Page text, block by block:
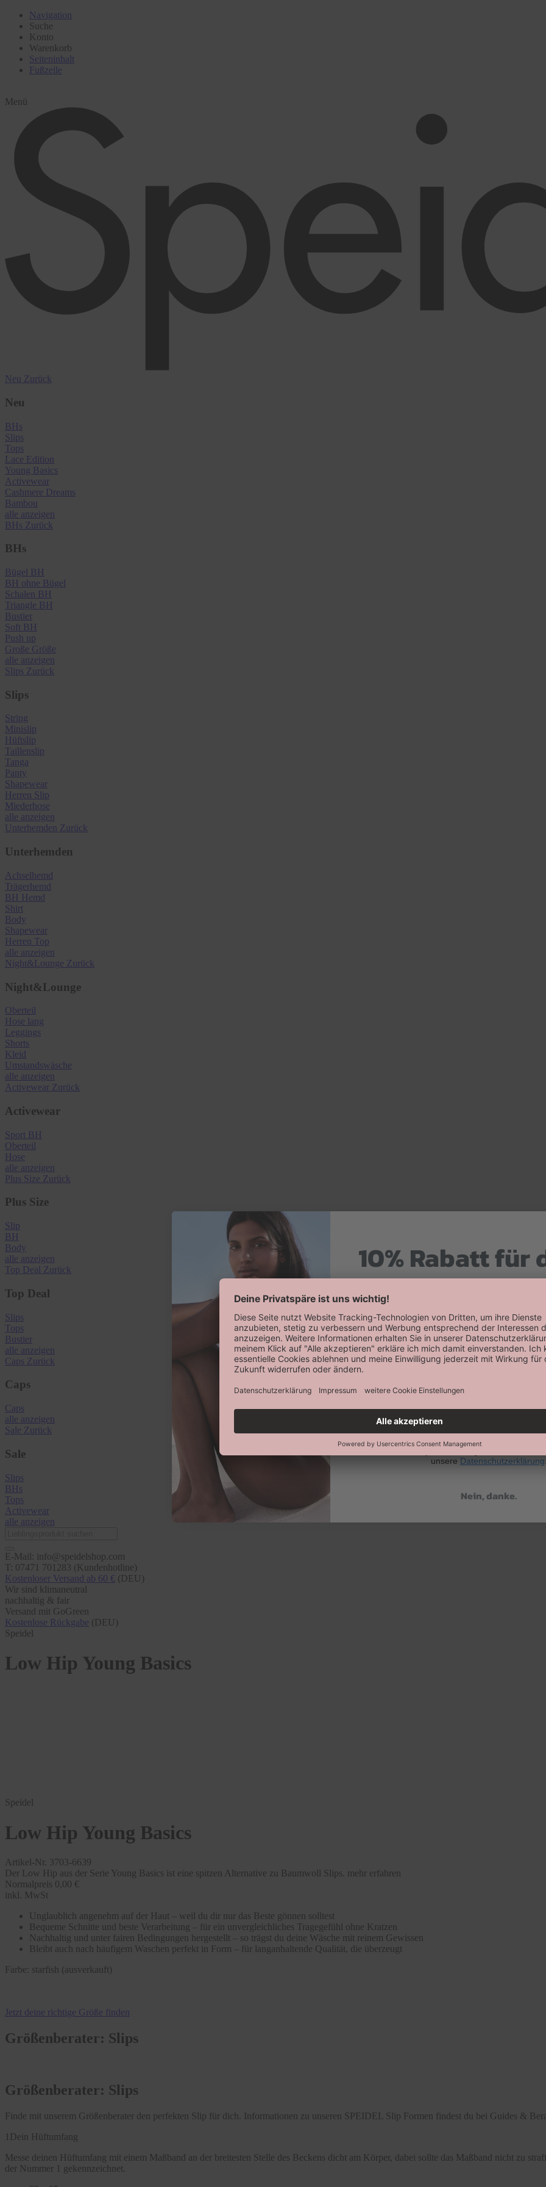
Navigation
Suche
Konto
Warenkorb
Seiteninhalt
Fußzeile
Menü
Neu Zurück
Neu
BHs
Slips
Tops
Lace Edition
Young Basics
Activewear
Cashmere Dreams
Bambou
alle anzeigen
BHs Zurück
BHs
Bügel BH
BH ohne Bügel
Schalen BH
Triangle BH
Bustier
Soft BH
Push up
Große Größe
alle anzeigen
Slips Zurück
Slips
String
Minislip
Hüftslip
Taillenslip
Tanga
Panty
Shapewear
Herren Slip
Miederhose
alle anzeigen
Unterhemden Zurück
Unterhemden
Achselhemd
Trägerhemd
BH Hemd
Shirt
Body
Shapewear
Herren Top
alle anzeigen
Night&Lounge Zurück
Night&Lounge
Oberteil
Hose lang
Leggings
Shorts
Kleid
Umstandswäsche
alle anzeigen
Activewear Zurück
Activewear
Sport BH
Oberteil
Hose
alle anzeigen
Plus Size Zurück
Plus Size
Slip
BH
Body
alle anzeigen
Top Deal Zurück
Top Deal
Slips
Tops
Bustier
alle anzeigen
Caps Zurück
Caps
Caps
alle anzeigen
Sale Zurück
Sale
Slips
BHs
Tops
Activewear
alle anzeigen
E-Mail: info@speidelshop.com
T: 07471 701283 (Kundenhotline)
Kostenloser Versand ab 60 € (DEU)
Wir sind klimaneutral
nachhaltig & fair
Versand mit GoGreen
Kostenlose Rückgabe (DEU)
Speidel
Low Hip Young Basics
Speidel
Low Hip Young Basics
Artikel-Nr. 3703-6639
Der Low Hip aus der Serie Young Basics ist eine spitzen Alternative zu Baumwoll Slips. mehr erfahren
Normalpreis 0,00 €
inkl. MwSt
Unglaublich angenehm auf der Haut – weil du dir nur das Beste gönnen solltest
Bequeme Schnitte und beste Verarbeitung – für ein unvergleichliches Tragegefühl ohne Kratzen
Nachhaltig und unter fairen Bedingungen hergestellt – so trägst du deine Wäsche mit reinem Gewissen
Bleibt auch nach häufigem Waschen perfekt in Form – für langanhaltende Qualität, die überzeugt
Farbe: starfish (ausverkauft)
Jetzt deine richtige Größe finden
Größenberater: Slips
Größenberater: Slips
Finde mit unserem Größenberater den perfekten Slip für dich. Informationen zu unseren SPEIDEL Slip Formen findest du bei Guides &
1 Dein Hüftumfang
Messe deinen Hüftumfang mit einem Maßband an der breitesten Stelle des Beckens dicht am Körper, dabei sollte das Maßband nicht zu
der Nummer 1 gekennzeichnet.
10% Rabatt für
Willkommensrabatt auf deine erste
erhalten!
Abonnieren
Keine Datenweitergabe an Dritte. Eine
jederzeit möglich. Hier findest
unsere Datenschutzerklärung
Nein, danke.